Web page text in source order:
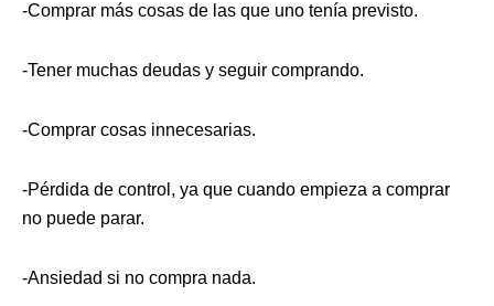
-Comprar más cosas de las que uno tenía previsto.
-Tener muchas deudas y seguir comprando.
-Comprar cosas innecesarias.
-Pérdida de control, ya que cuando empieza a comprar
no puede parar.
-Ansiedad si no compra nada.